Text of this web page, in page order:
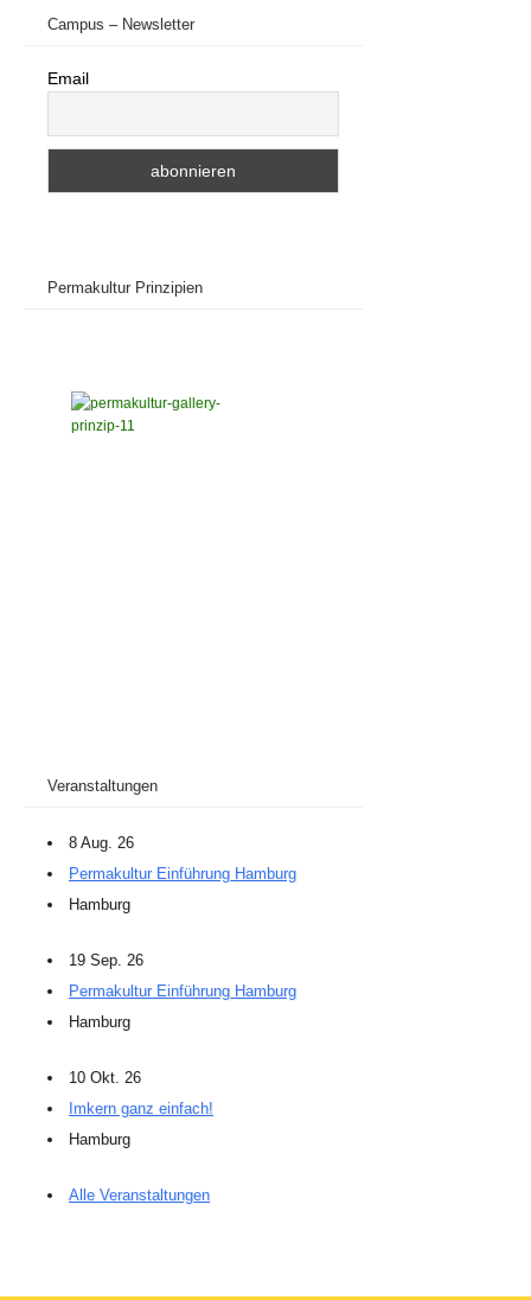
Campus – Newsletter
Email
Permakultur Prinzipien
Veranstaltungen
8 Aug. 26
Permakultur Einführung Hamburg
Hamburg
19 Sep. 26
Permakultur Einführung Hamburg
Hamburg
10 Okt. 26
Imkern ganz einfach!
Hamburg
Alle Veranstaltungen